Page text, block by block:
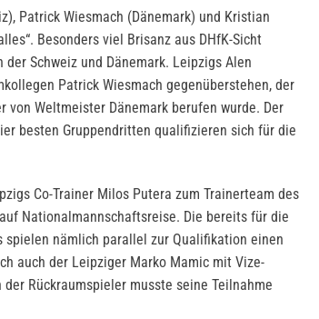
Patrick Wiesmach (Dänemark) und Kristian
Besonders viel Brisanz aus DHfK-Sicht
Schweiz und Dänemark. Leipzigs Alen
Patrick Wiesmach gegenüberstehen, der
Weltmeister Dänemark berufen wurde. Der
besten Gruppendritten qualifizieren sich für die
Co-Trainer Milos Putera zum Trainerteam des
Nationalmannschaftsreise. Die bereits für die
nämlich parallel zur Qualifikation einen
auch der Leipziger Marko Mamic mit Vize-
Rückraumspieler musste seine Teilnahme